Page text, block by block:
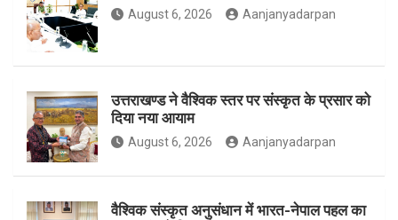
k
August 6, 2026 Aanjanyadarpan
उत्तराखण्ड ने वैश्विक स्तर पर संस्कृत के प्रसार को
दिया नया आयाम
August 6, 2026 Aanjanyadarpan
वैश्विक संस्कृत अनुसंधान में भारत-नेपाल पहल का